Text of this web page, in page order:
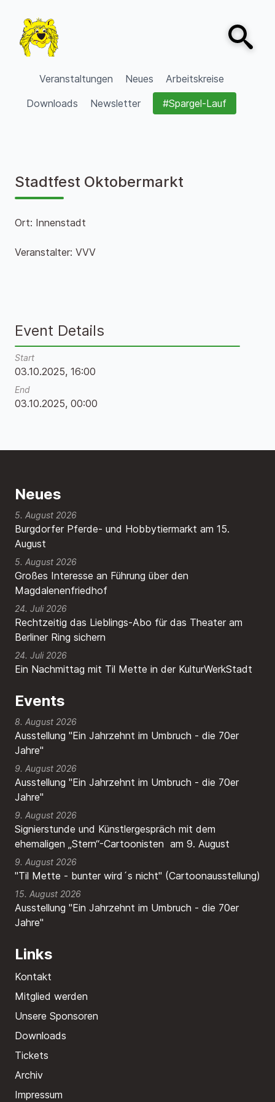
VVV Burgdorf
Veranstaltungen Neues
Arbeitskreise
Downloads
Newsletter #Spargel-Lauf
Open
Stadtfest Oktobermarkt
Ort: Innenstadt
Veranstalter: VVV
Event Details
Start
03.10.2025, 16:00
End
03.10.2025, 00:00
Neues
Burgdorfer Pferde- und Hobbytiermarkt am 15.
August
5. August 2026
Großes Interesse an Führung über den
Magdalenenfriedhof
5. August 2026
Rechtzeitig das Lieblings-Abo für das Theater am
Berliner Ring sichern
24. Juli 2026
Ein Nachmittag mit Til Mette in der KulturWerkStadt
24. Juli 2026
Events
8. August 2026
Ausstellung "Ein Jahrzehnt im Umbruch - die 70er
Jahre"
9. August 2026
Ausstellung "Ein Jahrzehnt im Umbruch - die 70er
Jahre"
9. August 2026
Signierstunde und Künstlergespräch mit dem
ehemaligen „Stern“-Cartoonisten am 9. August
9. August 2026
"Til Mette - bunter wird´s nicht" (Cartoonausstellung)
15. August 2026
Ausstellung "Ein Jahrzehnt im Umbruch - die 70er
Jahre"
Links
Kontakt
Mitglied werden
Unsere Sponsoren
Downloads
Tickets
Archiv
Impressum